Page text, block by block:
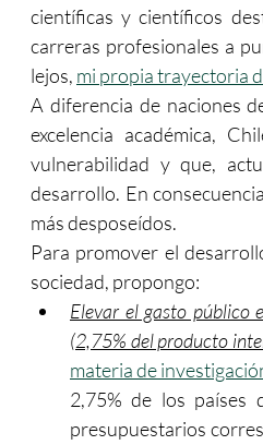
científicas y científicos
carreras profesionales a
lejos, mi propia trayectoria
A diferencia de naciones
excelencia académica,
vulnerabilidad y que,
desarrollo. En
más desposeídos.
Para promover el
sociedad, propongo:
Elevar el gasto público
(2,75% del producto
materia de
2,75% de los países
presupuestarios